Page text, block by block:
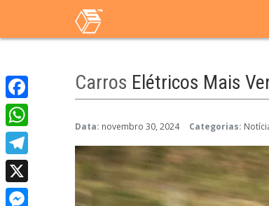
Carros Elétricos Mais
Data: novembro 30, 2024 Categorias:
Facebook
WhatsApp
Telegram
X